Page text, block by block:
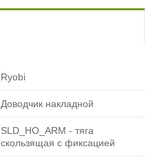
Ryobi
Доводчик накладной
SLD_HO_ARM - тяга
скользящая с фиксацией